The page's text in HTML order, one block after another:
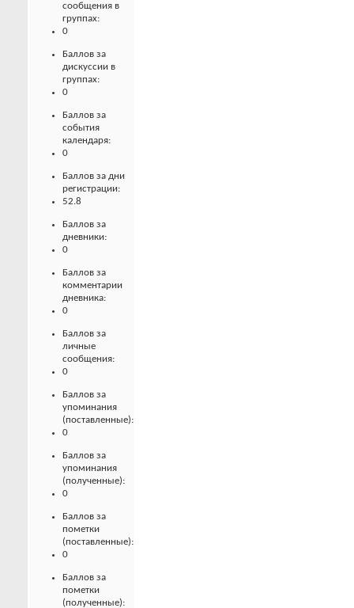
сообщения в
группах:
0
Баллов за
дискуссии в
группах:
0
Баллов за
события
календаря:
0
Баллов за дни
регистрации:
52.8
Баллов за
дневники:
0
Баллов за
комментарии
дневника:
0
Баллов за
личные
сообщения:
0
Баллов за
упоминания
(поставленные):
0
Баллов за
упоминания
(полученные):
0
Баллов за
пометки
(поставленные):
0
Баллов за
пометки
(полученные):